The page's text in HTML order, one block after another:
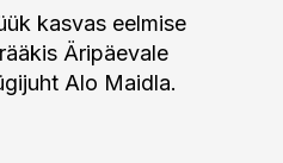
kasvas eelmise
Äripäevale
Alo Maidla.